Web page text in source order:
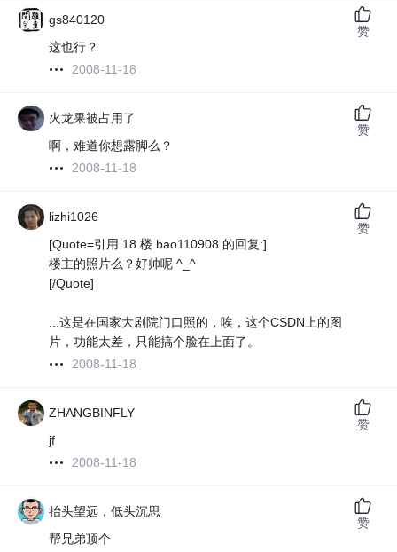
gs840120
这也行？
2008-11-18
赞
火龙果被占用了
啊，难道你想露脚么？
2008-11-18
赞
lizhi1026
[Quote=引用 18 楼 bao110908 的回复:]
楼主的照片么？好帅呢 ^_^
[/Quote]
...这是在国家大剧院门口照的，唉，这个CSDN上的图
片，功能太差，只能搞个脸在上面了。
2008-11-18
赞
ZHANGBINFLY
jf
2008-11-18
赞
抬头望远，低头沉思
帮兄弟顶个
赞